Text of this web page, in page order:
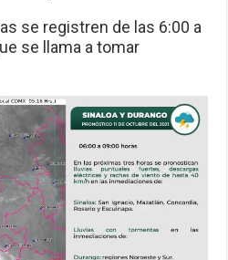
se registren de las 6:00 a
se llama a tomar